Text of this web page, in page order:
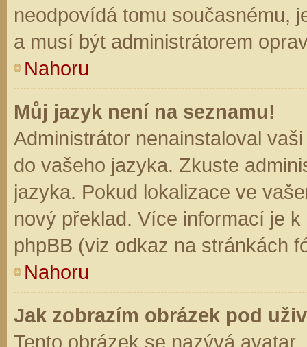
neodpovídá tomu současnému,
a musí být administrátorem
Nahoru
Můj jazyk není na seznamu!
Administrátor nenainstaloval
do vašeho jazyka. Zkuste
jazyka. Pokud lokalizace ve
nový překlad. Více informací je
phpBB (viz odkaz na stránkách
Nahoru
Jak zobrazím obrázek pod
Tento obrázek se nazývá